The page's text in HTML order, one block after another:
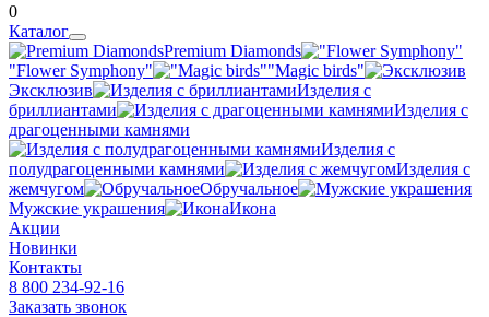
0
Каталог
Premium Diamonds
"Flower Symphony"
"Magic birds"
Эксклюзив
Изделия с
бриллиантами
Изделия с
драгоценными камнями
Изделия с
полудрагоценными камнями
Изделия с
жемчугом
Обручальное
Мужские украшения
Икона
Акции
Новинки
Контакты
8 800 234-92-16
Заказать звонок